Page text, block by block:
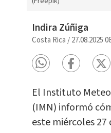
Indira Zúñiga
Costa Rica /27.08.2025
El Instituto
(IMN) informó
este miércoles